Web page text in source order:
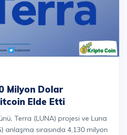
Milyon Dolar
Elde Etti
Terra (LUNA) projesi ve Luna
anlaşma sırasında 4,130 milyon